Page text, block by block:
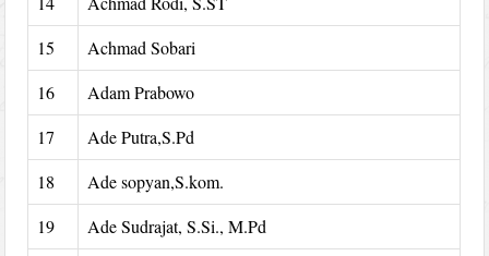
15
Achmad Sobari
16
Adam Prabowo
17
Ade Putra,S.Pd
18
Ade sopyan,S.kom.
19
Ade Sudrajat, S.Si., M.Pd